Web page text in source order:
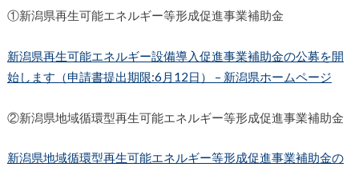
①新潟県再生可能エネルギー等形成促進事業補助金
新潟県再生可能エネルギー設備導入促進事業補助金の公募を開
始します（申請書提出期限:6月12日） – 新潟県ホームページ
②新潟県地域循環型再生可能エネルギー等形成促進事業補助金
新潟県地域循環型再生可能エネルギー等形成促進事業補助金の